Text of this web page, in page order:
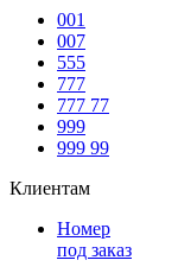
001
007
555
777
777 77
999
999 99
Клиентам
Номер
под заказ